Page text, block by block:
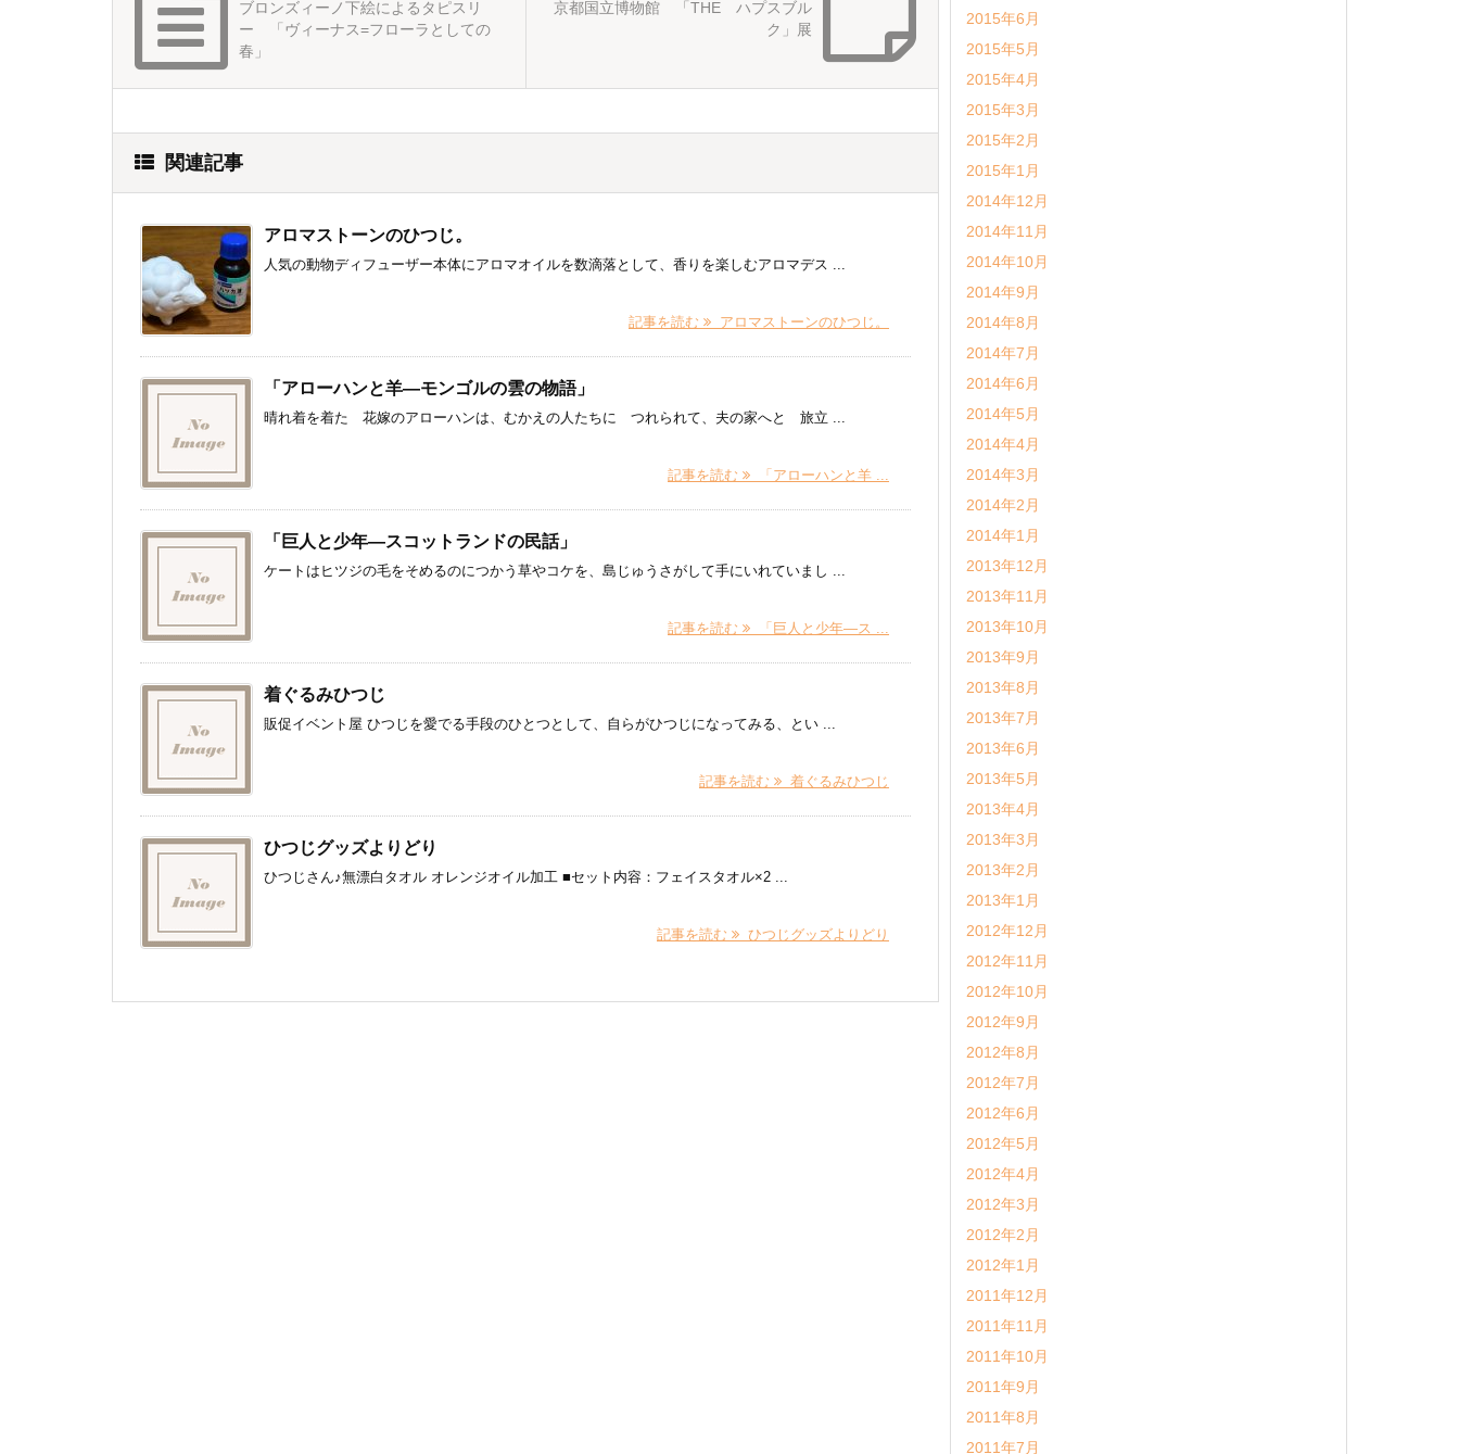
京都国立博物館 「THE ハプスブル
ク」展
ブロンズィーノ下絵によるタピスリ
ー 「ヴィーナス=フローラとしての
春」
関連記事
アロマストーンのひつじ。
人気の動物ディフューザー本体にアロマオイルを数滴落として、香りを楽しむアロマデス ...
記事を読む アロマストーンのひつじ。
「アローハンと羊―モンゴルの雲の物語」
晴れ着を着た 花嫁のアローハンは、むかえの人たちに つれられて、夫の家へと 旅立 ...
記事を読む 「アローハンと羊 ...
「巨人と少年―スコットランドの民話」
ケートはヒツジの毛をそめるのにつかう草やコケを、島じゅうさがして手にいれていまし ...
記事を読む 「巨人と少年―ス ...
着ぐるみひつじ
販促イベント屋 ひつじを愛でる手段のひとつとして、自らがひつじになってみる、とい ...
記事を読む 着ぐるみひつじ
ひつじグッズよりどり
ひつじさん♪無漂白タオル オレンジオイル加工 ■セット内容：フェイスタオル×2 ...
記事を読む ひつじグッズよりどり
2015年6月
2015年5月
2015年4月
2015年3月
2015年2月
2015年1月
2014年12月
2014年11月
2014年10月
2014年9月
2014年8月
2014年7月
2014年6月
2014年5月
2014年4月
2014年3月
2014年2月
2014年1月
2013年12月
2013年11月
2013年10月
2013年9月
2013年8月
2013年7月
2013年6月
2013年5月
2013年4月
2013年3月
2013年2月
2013年1月
2012年12月
2012年11月
2012年10月
2012年9月
2012年8月
2012年7月
2012年6月
2012年5月
2012年4月
2012年3月
2012年2月
2012年1月
2011年12月
2011年11月
2011年10月
2011年9月
2011年8月
2011年7月